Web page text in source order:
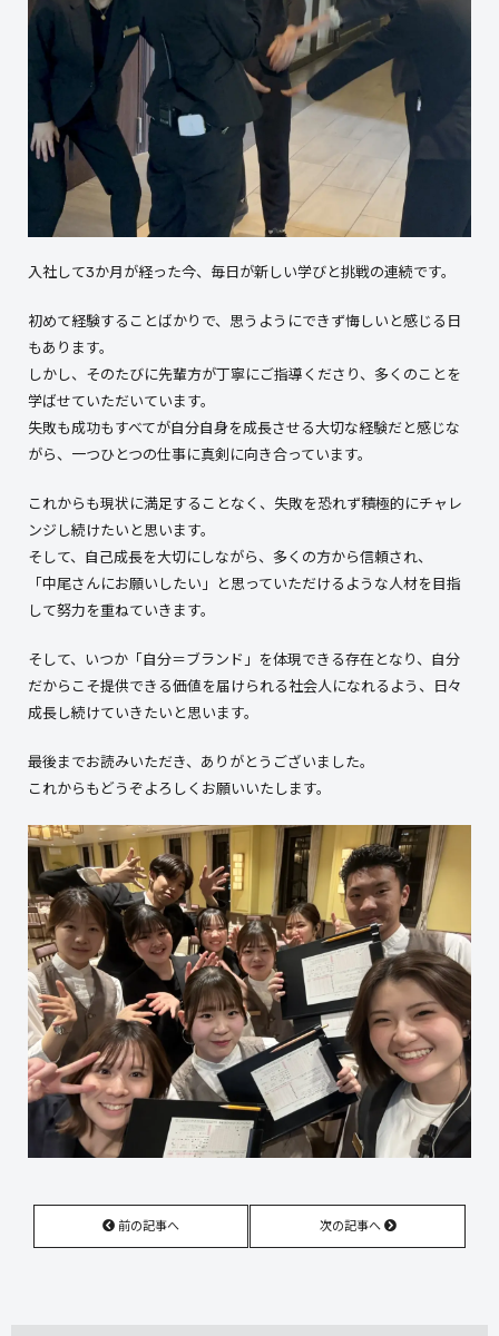
入社して3か月が経った今、毎日が新しい学びと挑戦の連続です。
初めて経験することばかりで、思うようにできず悔しいと感じる日
もあります。
しかし、そのたびに先輩方が丁寧にご指導くださり、多くのことを
学ばせていただいています。
失敗も成功もすべてが自分自身を成長させる大切な経験だと感じな
がら、一つひとつの仕事に真剣に向き合っています。
これからも現状に満足することなく、失敗を恐れず積極的にチャレ
ンジし続けたいと思います。
そして、自己成長を大切にしながら、多くの方から信頼され、
「中尾さんにお願いしたい」と思っていただけるような人材を目指
して努力を重ねていきます。
そして、いつか「自分＝ブランド」を体現できる存在となり、自分
だからこそ提供できる価値を届けられる社会人になれるよう、日々
成長し続けていきたいと思います。
最後までお読みいただき、ありがとうございました。
これからもどうぞよろしくお願いいたします。
前の記事へ 次の記事へ